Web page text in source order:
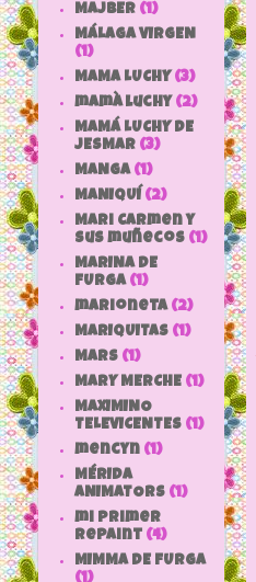
MAJBER (1)
MÁLAGA VIRGEN
(1)
MAMA LUCHY (3)
mamà luchy (2)
MAMÁ LUCHY DE
JESMAR (3)
MANGA (1)
MANIQUÍ (2)
Mari Carmen y
sus muñecos (1)
MARINA DE
FURGA (1)
marioneta (2)
MARIQUITAS (1)
MARS (1)
MARY MERCHE (1)
MAXIMINO
TELEVICENTES (1)
mencyn (1)
MÉRIDA
ANIMATORS (1)
mi primer
repaint (4)
MIMMA DE FURGA
(1)